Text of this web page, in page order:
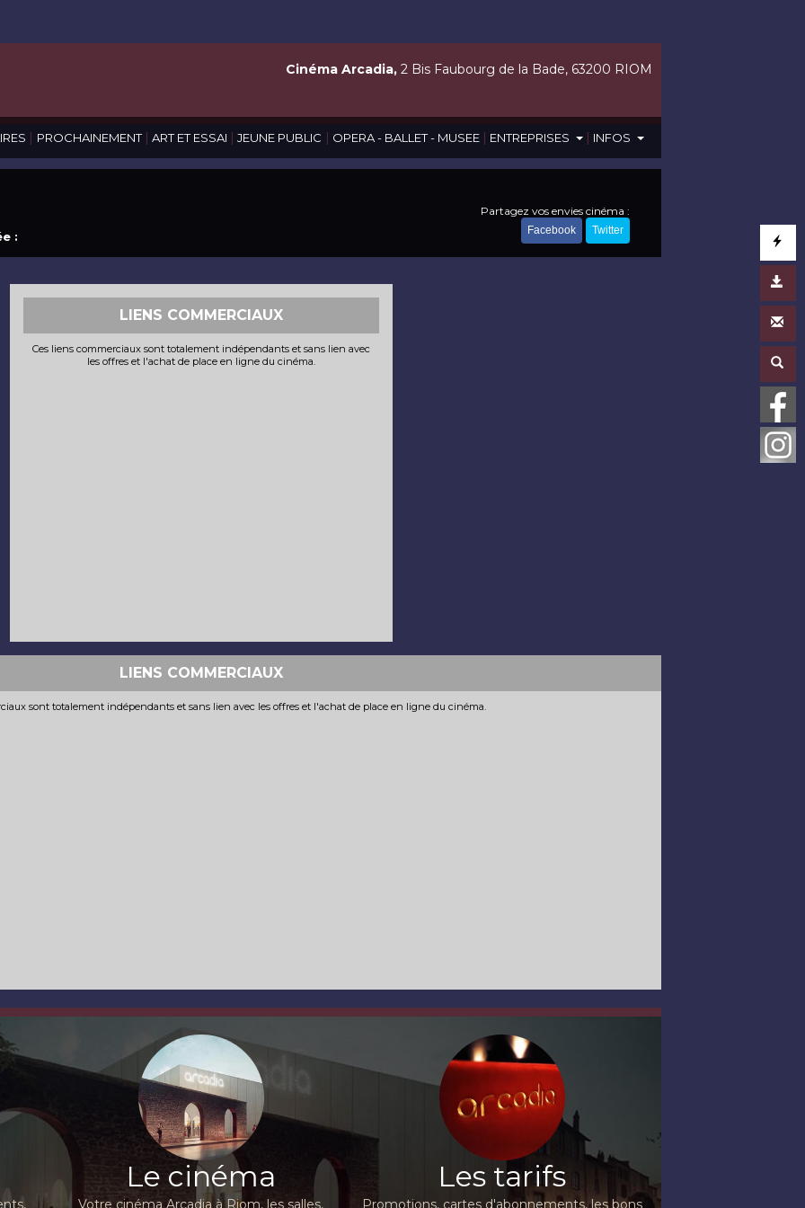
| PROCHAINEMENT | ART ET ESSAI | JEUNE PUBLIC | OPERA - BALLET - MUSEE | ENTREPRISES | INFOS
Cinéma Arcadia, 2 Bis Faubourg de la Bade, 63200 RIOM
:
Partagez vos envies cinéma :
Facebook Twitter
LIENS COMMERCIAUX
Ces liens commerciaux sont totalement indépendants et sans lien avec
les offres et l'achat de place en ligne du cinéma.
LIENS COMMERCIAUX
sont totalement indépendants et sans lien avec les offres et l'achat de place en ligne du cinéma.
Le cinéma
Votre cinéma Arcadia à Riom, les salles,
Les tarifs
Promotions, cartes d'abonnements, les bons